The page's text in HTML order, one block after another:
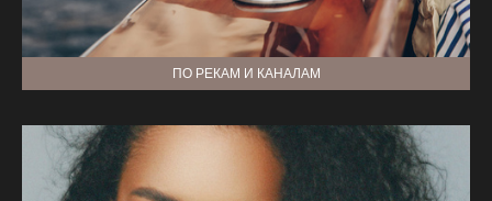
ПО РЕКАМ И КАНАЛАМ